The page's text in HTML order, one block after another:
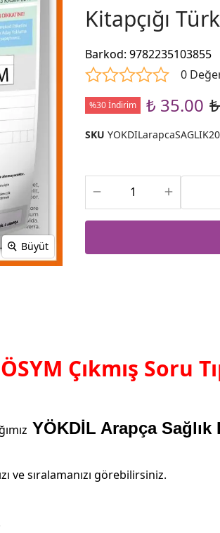
Büyüt
Kitapçığı
Barkod:9782235103855
0
%30 İndirim ₺ 35.00
SKU
Çıkmış Soru
YÖKDİL Arapça Sağlık
ve sıralamanızı görebilirsiniz.